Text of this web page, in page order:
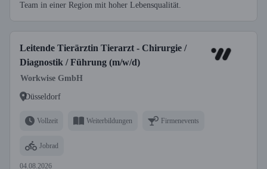
Team in einer Region mit hoher Lebensqualität.
Leitende Tierärztin Tierarzt - Chirurgie /
Diagnostik / Führung (m/w/d)
Workwise GmbH
Düsseldorf
Vollzeit Weiterbildungen Firmenevents
Jobrad
04.08.2026